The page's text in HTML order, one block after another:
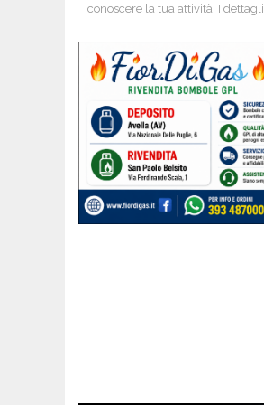
conoscere la tua attività. I dettagli